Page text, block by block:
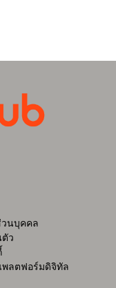
นบุคคล
ว
พลตฟอร์มดิจิทัล